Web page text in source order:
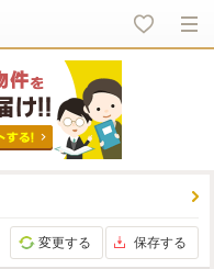
変更する 保存する